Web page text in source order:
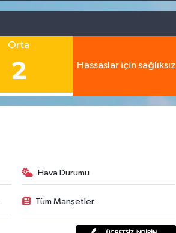
Orta
2 Hassaslar için sağlıksız
Hava Durumu
Tüm Manşetler